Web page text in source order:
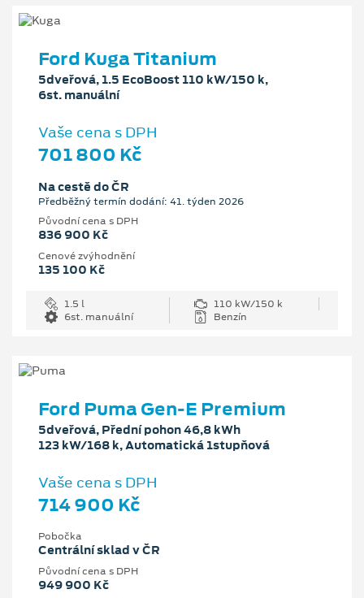
Ford Kuga Titanium
5dveřová, 1.5 EcoBoost 110 kW/150 k,
6st. manuální
Vaše cena s DPH
701 800 Kč
Na cestě do ČR
Předběžný termín dodání: 41. týden 2026
Původní cena s DPH
836 900 Kč
Cenové zvýhodnění
135 100 Kč
1.5 l
110 kW/150 k
6st. manuální
Benzín
Ford Puma Gen-E Premium
5dveřová, Přední pohon 46,8 kWh
123 kW/168 k, Automatická 1stupňová
Vaše cena s DPH
714 900 Kč
Pobočka
Centrální sklad v ČR
Původní cena s DPH
949 900 Kč